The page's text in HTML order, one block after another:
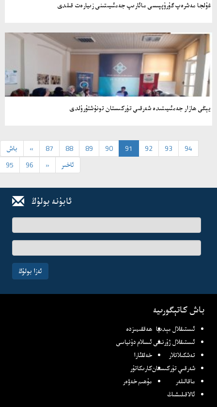
غۇلجا مەشرەپ گۇرۇپپىسى مائارىپ جەمئىيىتىنى زىيارەت قىلدى
يېڭى ھازار جەمئىيىتىدە شەرقىي تۈركىستان تونۇشتۇرۇلدى
باش « 87 88 89 90 91 92 93
94
95
96 » ئاخىر
ئابۇنە بولۇڭ
ئىسىم-
فامىلىڭىز
ئېلخەت
ئادرىسىڭىز
ئەزا بولۇڭ
باش كاتېگورىيە
ئىستىقلال مېدىيا ھەققىمىزدە
ئىستىقلال ژۇرنىلى ئىسلام دۇنياسى
تەشكىلاتلار
خەلقئارا
شەرقىي تۈركىستانكارىكاتۇر
ماقالىلەر
مۇھىم خەۋەر
ئالاقىلىشىڭ